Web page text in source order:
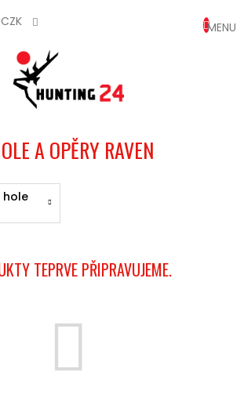
CZK
KOŠÍK
A OPĚRY RAVEN
hole
TEPRVE PŘIPRAVUJEME.